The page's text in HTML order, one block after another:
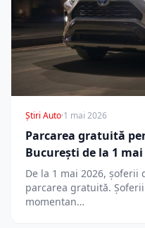
Știri Auto·1 mai 2026
Parcarea gratuită
București de la 1 mai
De la 1 mai 2026,
parcarea gratuită.
momentan…